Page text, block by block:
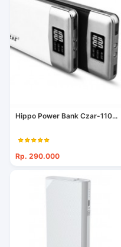
Hippo Power Bank Czar-110...
Rp. 290.000